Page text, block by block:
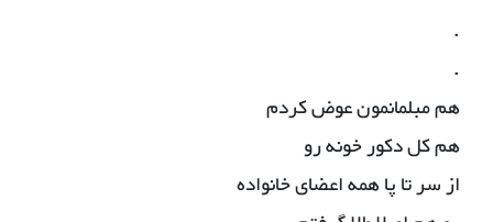
.
.
هم مبلمانمون عوض کردم
هم کل دکور خونه رو
از سر تا پا همه اعضای خانواده